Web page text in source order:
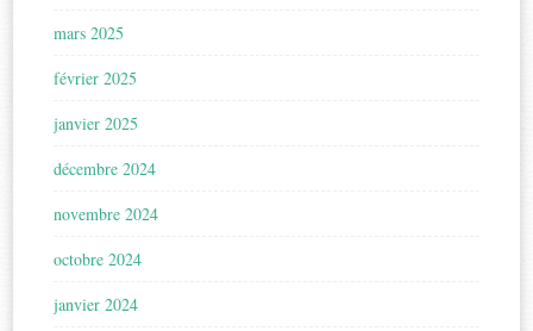
mars 2025
février 2025
janvier 2025
décembre 2024
novembre 2024
octobre 2024
janvier 2024